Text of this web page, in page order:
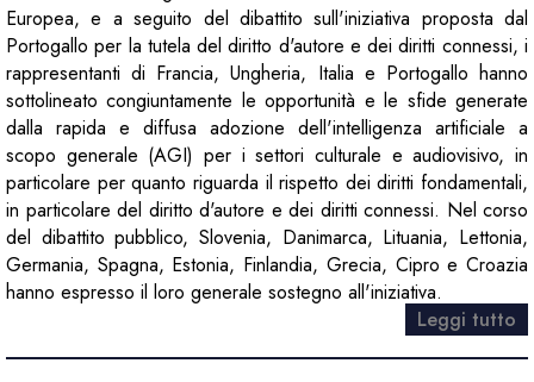
Europea, e a seguito del dibattito sull'iniziativa proposta dal
Portogallo per la tutela del diritto d'autore e dei diritti connessi, i
rappresentanti di Francia, Ungheria, Italia e Portogallo hanno
sottolineato congiuntamente le opportunità e le sfide generate
dalla rapida e diffusa adozione dell'intelligenza artificiale a
scopo generale (AGI) per i settori culturale e audiovisivo, in
particolare per quanto riguarda il rispetto dei diritti fondamentali,
in particolare del diritto d'autore e dei diritti connessi. Nel corso
del dibattito pubblico, Slovenia, Danimarca, Lituania, Lettonia,
Germania, Spagna, Estonia, Finlandia, Grecia, Cipro e Croazia
hanno espresso il loro generale sostegno all'iniziativa.
Leggi tutto